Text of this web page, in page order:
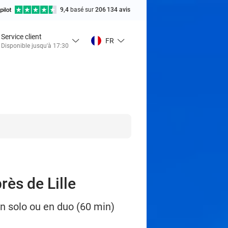
9,4 basé sur 206 134 avis
Service client
Disponible jusqu'à 17:30
FR
de Lille
solo ou en duo (60 min)